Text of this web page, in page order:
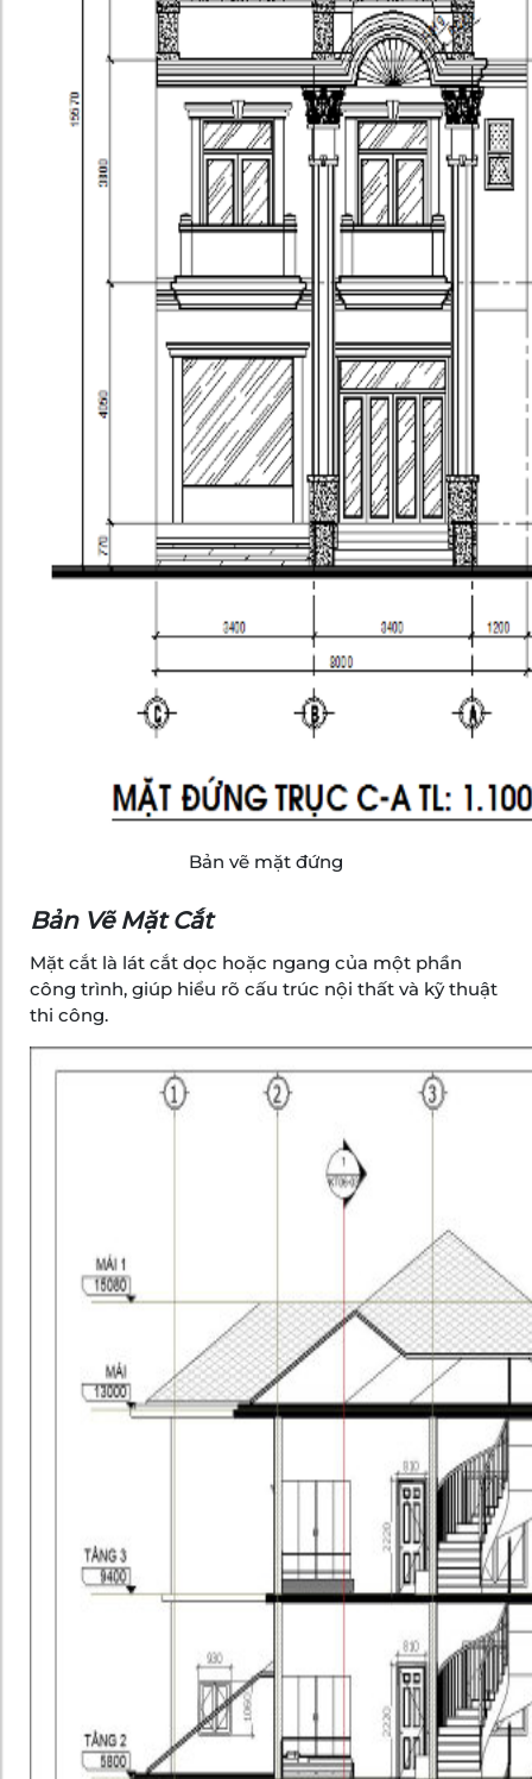
Bản vẽ mặt đứng
Bản Vẽ Mặt Cắt
Mặt cắt là lát cắt dọc hoặc ngang của một phần
công trình, giúp hiểu rõ cấu trúc nội thất và kỹ thuật
thi công.